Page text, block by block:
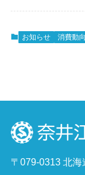
お知らせ 消費動向
〒079-0313 北